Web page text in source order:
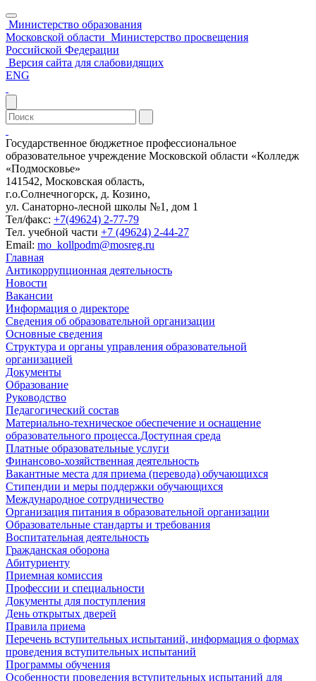
Министерство образования
Московской области Министерство просвещения
Российской Федерации
Версия сайта для слабовидящих
ENG
Государственное бюджетное профессиональное
образовательное учреждение Московской области «Колледж
«Подмосковье»
141542, Московская область,
г.о.Солнечногорск, д. Козино,
ул. Санаторно-лесной школы №1, дом 1
Тел/факс: +7(49624) 2-77-79
Тел. учебной части +7 (49624) 2-44-27
Email: mo_kollpodm@mosreg.ru
Главная
Антикоррупционная деятельность
Новости
Вакансии
Информация о директоре
Сведения об образовательной организации
Основные сведения
Структура и органы управления образовательной
организацией
Документы
Образование
Руководство
Педагогический состав
Материально-техническое обеспечение и оснащение
образовательного процесса.Доступная среда
Платные образовательные услуги
Финансово-хозяйственная деятельность
Вакантные места для приема (перевода) обучающихся
Стипендии и меры поддержки обучающихся
Международное сотрудничество
Организация питания в образовательной организации
Образовательные стандарты и требования
Воспитательная деятельность
Гражданская оборона
Абитуриенту
Приемная комиссия
Профессии и специальности
Документы для поступления
День открытых дверей
Правила приема
Перечень вступительных испытаний, информация о формах
проведения вступительных испытаний
Программы обучения
Особенности проведения вступительных испытаний для